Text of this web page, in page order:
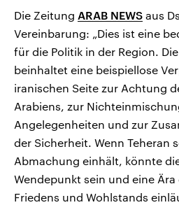
Die Zeitung ARAB NEWS aus
Vereinbarung: „Dies ist eine
für die Politik in der Region.
beinhaltet eine beispiellose
iranischen Seite zur Achtung
Arabiens, zur
Angelegenheiten und zur
der Sicherheit. Wenn Teheran
Abmachung einhält, könnte
Wendepunkt sein und eine
Friedens und Wohlstands